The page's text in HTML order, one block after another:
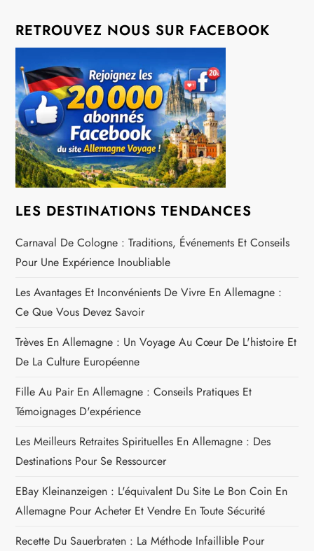
o
n
d
e
l
’
a
r
t
i
c
l
e
RETROUVEZ NOUS SUR FACEBOOK
LES DESTINATIONS TENDANCES
Carnaval De Cologne : Traditions, Événements Et Conseils
Pour Une Expérience Inoubliable
Les Avantages Et Inconvénients De Vivre En Allemagne :
Ce Que Vous Devez Savoir
Trèves En Allemagne : Un Voyage Au Cœur De L'histoire Et
De La Culture Européenne
Fille Au Pair En Allemagne : Conseils Pratiques Et
Témoignages D'expérience
Les Meilleurs Retraites Spirituelles En Allemagne : Des
Destinations Pour Se Ressourcer
EBay Kleinanzeigen : L'équivalent Du Site Le Bon Coin En
Allemagne Pour Acheter Et Vendre En Toute Sécurité
Recette Du Sauerbraten : La Méthode Infaillible Pour